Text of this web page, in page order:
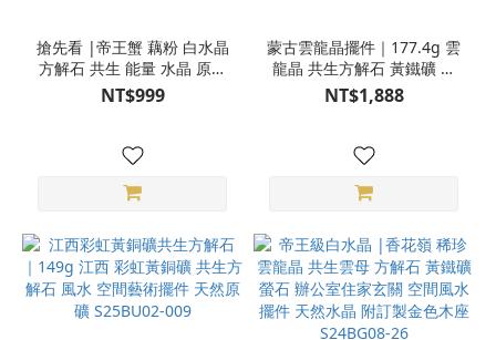
搶先看 |帝王蟹 藕粉 白水晶
方解石 共生 能量 水晶 原礦
擺件 3CU18-906
NT$999
蒙古雲龍晶擺件｜177.4g 雲
龍晶 共生方解石 黃鐵礦 空
間藝術擺件 天然原礦
S25BR018-03
NT$1,888